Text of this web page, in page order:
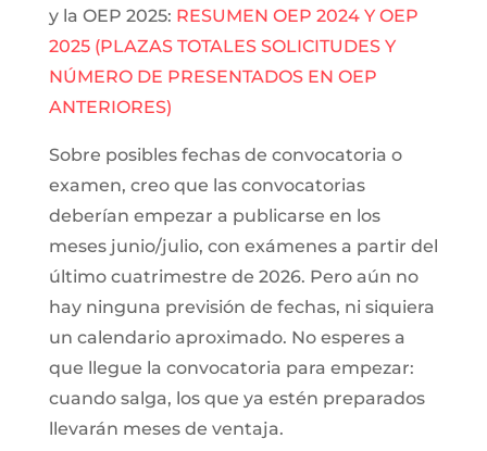
y la OEP 2025: RESUMEN OEP 2024 Y OEP
2025 (PLAZAS TOTALES SOLICITUDES Y
NÚMERO DE PRESENTADOS EN OEP
ANTERIORES)
Sobre posibles fechas de convocatoria o
examen, creo que las convocatorias
deberían empezar a publicarse en los
meses junio/julio, con exámenes a partir del
último cuatrimestre de 2026. Pero aún no
hay ninguna previsión de fechas, ni siquiera
un calendario aproximado. No esperes a
que llegue la convocatoria para empezar:
cuando salga, los que ya estén preparados
llevarán meses de ventaja.